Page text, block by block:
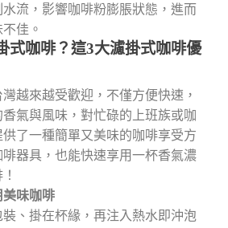
流，影響咖啡粉膨脹狀態，進而
佳。
式咖啡？這3大濾掛式咖啡優
越來越受歡迎，不僅方便快速，
氣與風味，對忙碌的上班族或咖
了一種簡單又美味的咖啡享受方
器具，也能快速享用一杯香氣濃
美味咖啡
、掛在杯緣，再注入熱水即沖泡